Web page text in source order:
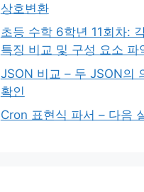
상호변환
초등 수학 6학년 11회차:
특징 비교 및 구성 요소 파
JSON 비교 – 두 JSON의
확인
Cron 표현식 파서 – 다음